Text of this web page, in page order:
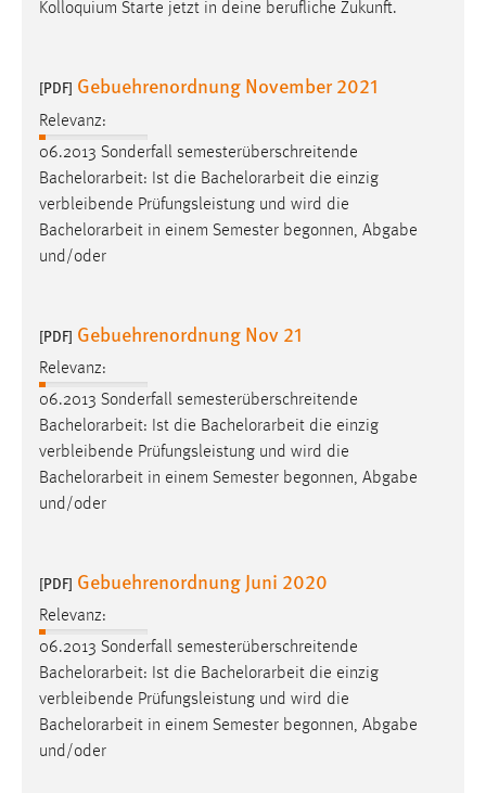
Kolloquium Starte jetzt in deine berufliche Zukunft.
[PDF] Gebuehrenordnung November 2021
Relevanz:
06.2013 Sonderfall semesterüberschreitende
Bachelorarbeit: Ist die Bachelorarbeit die einzig
verbleibende Prüfungsleistung und wird die
Bachelorarbeit in einem Semester begonnen, Abgabe
und/oder
[PDF] Gebuehrenordnung Nov 21
Relevanz:
06.2013 Sonderfall semesterüberschreitende
Bachelorarbeit: Ist die Bachelorarbeit die einzig
verbleibende Prüfungsleistung und wird die
Bachelorarbeit in einem Semester begonnen, Abgabe
und/oder
[PDF] Gebuehrenordnung Juni 2020
Relevanz:
06.2013 Sonderfall semesterüberschreitende
Bachelorarbeit: Ist die Bachelorarbeit die einzig
verbleibende Prüfungsleistung und wird die
Bachelorarbeit in einem Semester begonnen, Abgabe
und/oder